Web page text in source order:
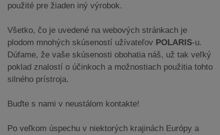
použité pre žiaden iný výrobok.
Všetko, čo je uvedené na webových stránkach je
plodom mnohých skúseností užívateľov POLARIS-u.
Dúfame, že vaše skúsenosti obohatia náš, už tak veľký
poklad znalostí o účinkoch a možnostiach použitia tohto
silného prístroja.
Buďte s nami v neustálom kontakte!
Po veľkom úspechu v niektorých krajinách Európy a